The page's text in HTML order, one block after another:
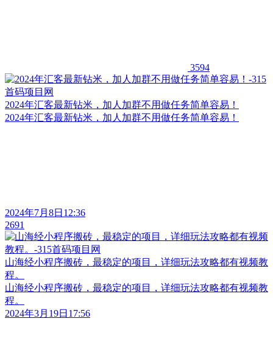
3594
2024年汇客最新钻米，加人加群不用做任务简单容易！
2024年汇客最新钻米，加人加群不用做任务简单容易！
2024年7月8日12:36
2691
山海经小程序搬砖，最稳定的项目，详细玩法攻略都有视频教
程。
山海经小程序搬砖，最稳定的项目，详细玩法攻略都有视频教
程。
2024年3月19日17:56